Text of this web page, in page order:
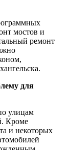
мостов и
ремонт
для
улицам
Кроме
и некоторых